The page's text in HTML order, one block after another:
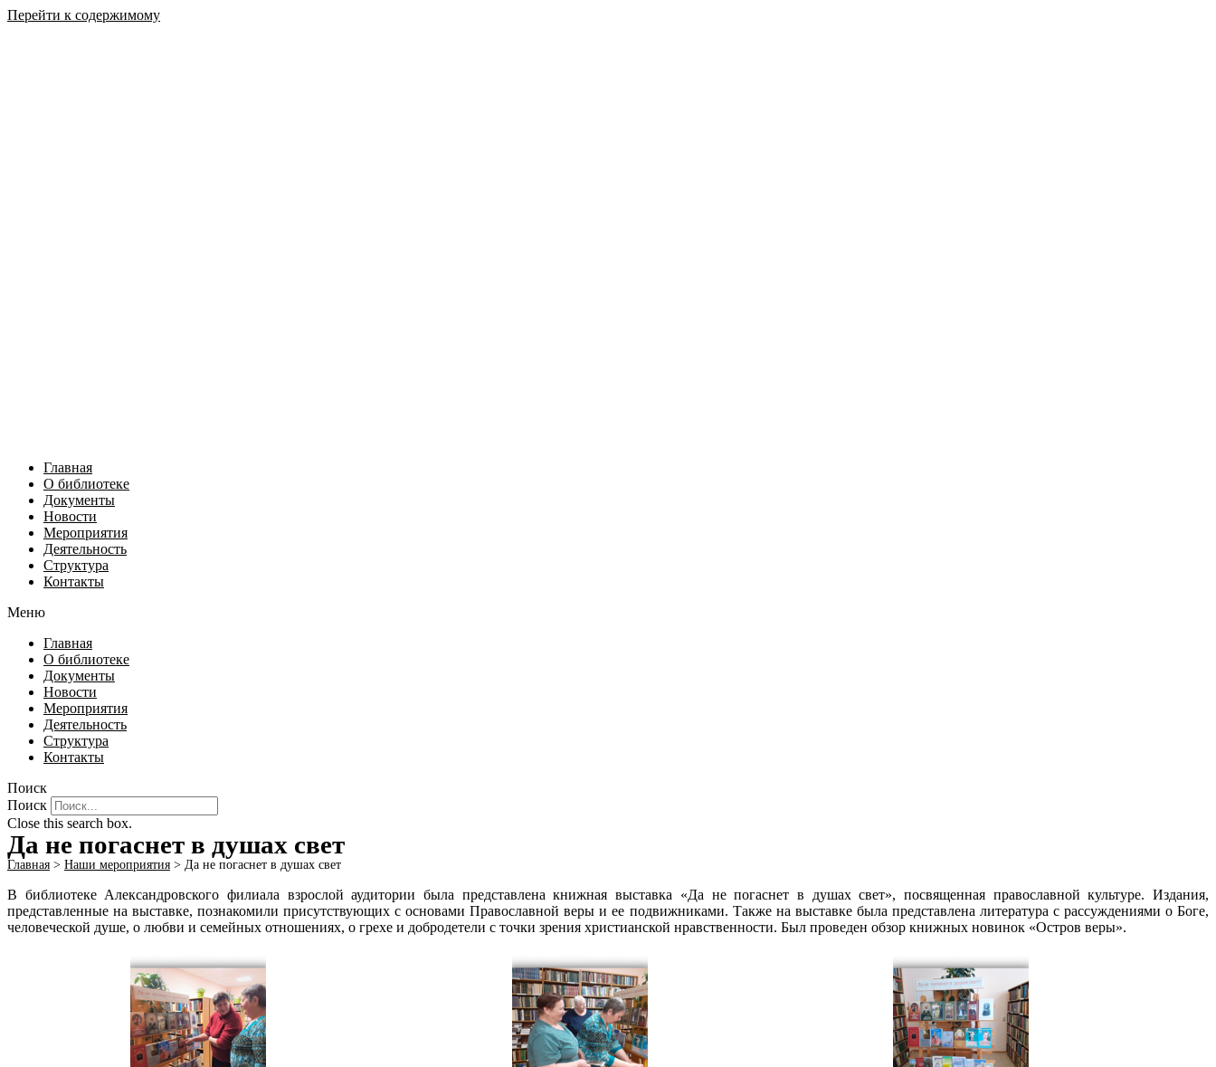
Перейти к содержимому
Главная
О библиотеке
Документы
Новости
Мероприятия
Деятельность
Структура
Контакты
Меню
Главная
О библиотеке
Документы
Новости
Мероприятия
Деятельность
Структура
Контакты
Поиск
Поиск
Close this search box.
Да не погаснет в душах свет
Главная > Наши мероприятия > Да не погаснет в душах свет
В библиотеке Александровского филиала взрослой аудитории была представлена книжная выставка «Да не погаснет в душах свет», посвященная православной культуре. Издания,
представленные на выставке, познакомили присутствующих с основами Православной веры и ее подвижниками. Также на выставке была представлена литература с рассуждениями о Боге,
человеческой душе, о любви и семейных отношениях, о грехе и добродетели с точки зрения христианской нравственности. Был проведен обзор книжных новинок «Остров веры».